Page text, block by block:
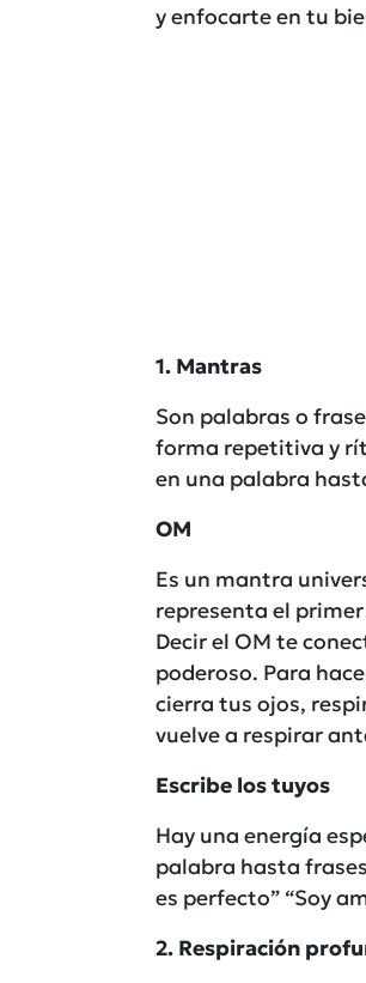
y enfocarte en tu
1. Mantras
Son palabras o
forma repetitiva y
en una palabra
OM
Es un mantra
representa el
Decir el OM te
poderoso. Para
cierra tus ojos,
vuelve a respirar
Escribe los tuyos
Hay una energía
palabra hasta
es perfecto” “Soy
2. Respiración